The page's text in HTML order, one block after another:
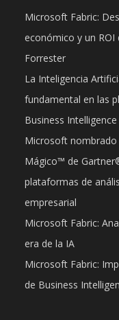
Microsoft Fabric:
económico y un ROI
Forrester
La Inteligencia
fundamental en las
Business Intelligence
Microsoft nombrado
Mágico™ de
plataformas de
empresarial
Microsoft Fabric:
era de la IA
Microsoft Fabric:
de Business